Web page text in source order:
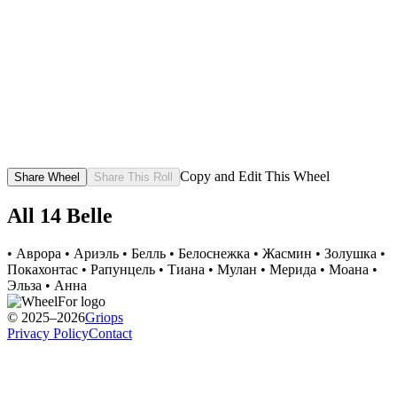
Share Wheel Share This Roll Copy and Edit This Wheel
All 14 Belle
• Аврора • Ариэль • Белль • Белоснежка • Жасмин • Золушка •
Покахонтас • Рапунцель • Тиана • Мулан • Мерида • Моана •
Эльза • Анна
© 2025–2026Griops
Privacy PolicyContact